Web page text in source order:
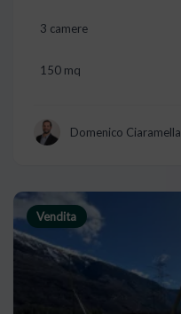
3 camere
150 mq
Domenico Ciaramella
Vendita